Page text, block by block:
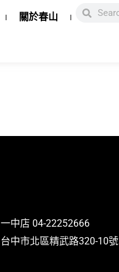
關於春山
一中店 04-22252666
台中市北區精武路320-10號